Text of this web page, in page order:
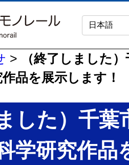
>
（終了しました
品を展示します！
した）千葉
学研究作品